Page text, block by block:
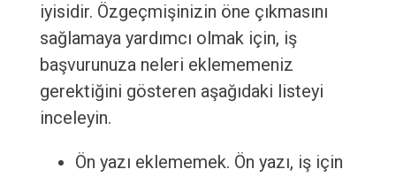
iyisidir. Özgeçmişinizin öne çıkmasını
sağlamaya yardımcı olmak için, iş
başvurunuza neleri eklememeniz
gerektiğini gösteren aşağıdaki listeyi
inceleyin.
Ön yazı eklememek. Ön yazı, iş için